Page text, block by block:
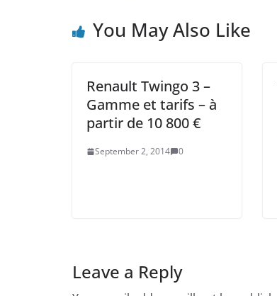
You May Also Like
Renault Twingo 3 –
Gamme et tarifs – à
partir de 10 800 €
September 2, 2014 0
Leave a Reply